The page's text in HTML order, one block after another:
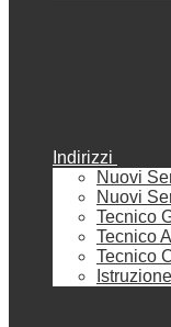
Indirizzi
Nuovi
Nuovi
Tecnico
Tecnico
Tecnico